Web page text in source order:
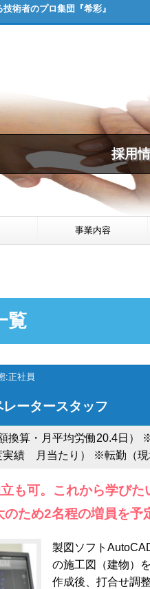
術者のプロ集団『希彩』
採用
事業内容
覧
:正社員
ータースタッフ
換算・月平均労働20.4日
実績 月当たり） ※転勤（
も可。これから学びた
ため2名程の増員を予
製図ソフト
の施工図（建物）
作成後、打合せ調